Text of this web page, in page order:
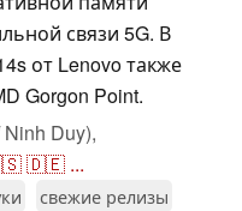
связи 5G. В
от Lenovo также
Gorgon Point.
Duy),
🇩🇪 ...
свежие релизы